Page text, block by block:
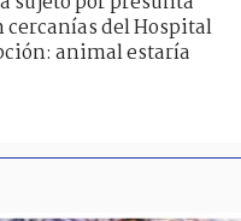
cercanías del Hospital
animal estaría